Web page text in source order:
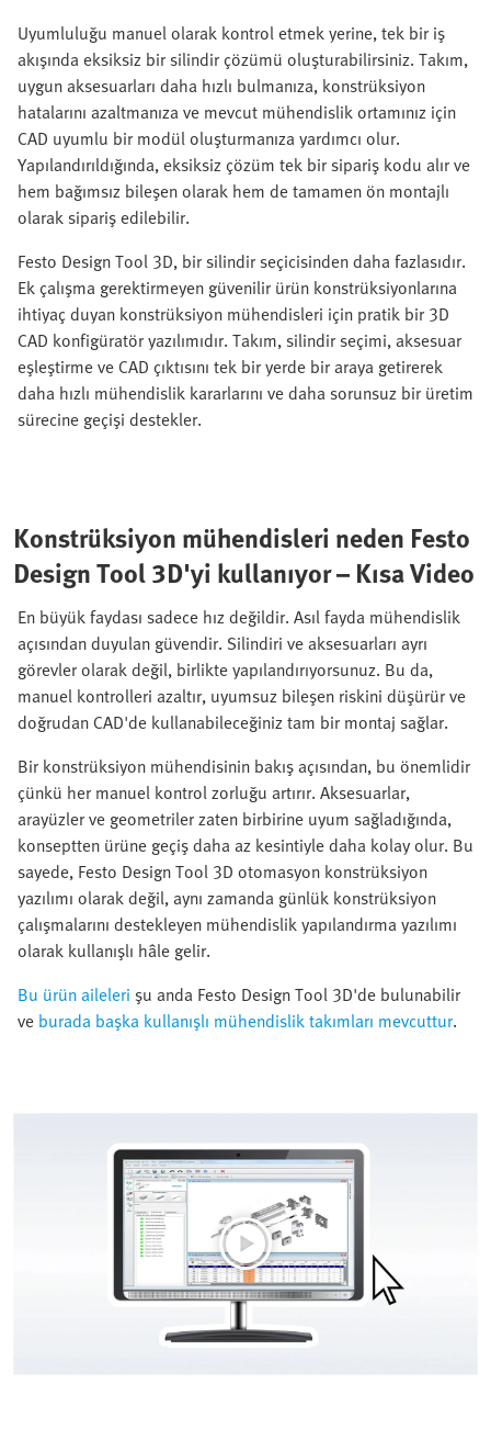
Uyumluluğu manuel olarak kontrol etmek yerine, tek bir iş
akışında eksiksiz bir silindir çözümü oluşturabilirsiniz. Takım,
uygun aksesuarları daha hızlı bulmanıza, konstrüksiyon
hatalarını azaltmanıza ve mevcut mühendislik ortamınız için
CAD uyumlu bir modül oluşturmanıza yardımcı olur.
Yapılandırıldığında, eksiksiz çözüm tek bir sipariş kodu alır ve
hem bağımsız bileşen olarak hem de tamamen ön montajlı
olarak sipariş edilebilir.
Festo Design Tool 3D, bir silindir seçicisinden daha fazlasıdır.
Ek çalışma gerektirmeyen güvenilir ürün konstrüksiyonlarına
ihtiyaç duyan konstrüksiyon mühendisleri için pratik bir 3D
CAD konfigüratör yazılımıdır. Takım, silindir seçimi, aksesuar
eşleştirme ve CAD çıktısını tek bir yerde bir araya getirerek
daha hızlı mühendislik kararlarını ve daha sorunsuz bir üretim
sürecine geçişi destekler.
Konstrüksiyon mühendisleri neden Festo
Design Tool 3D'yi kullanıyor – Kısa Video
En büyük faydası sadece hız değildir. Asıl fayda mühendislik
açısından duyulan güvendir. Silindiri ve aksesuarları ayrı
görevler olarak değil, birlikte yapılandırıyorsunuz. Bu da,
manuel kontrolleri azaltır, uyumsuz bileşen riskini düşürür ve
doğrudan CAD'de kullanabileceğiniz tam bir montaj sağlar.
Bir konstrüksiyon mühendisinin bakış açısından, bu önemlidir
çünkü her manuel kontrol zorluğu artırır. Aksesuarlar,
arayüzler ve geometriler zaten birbirine uyum sağladığında,
konseptten ürüne geçiş daha az kesintiyle daha kolay olur. Bu
sayede, Festo Design Tool 3D otomasyon konstrüksiyon
yazılımı olarak değil, aynı zamanda günlük konstrüksiyon
çalışmalarını destekleyen mühendislik yapılandırma yazılımı
olarak kullanışlı hâle gelir.
Bu ürün aileleri şu anda Festo Design Tool 3D'de bulunabilir
ve burada başka kullanışlı mühendislik takımları mevcuttur.